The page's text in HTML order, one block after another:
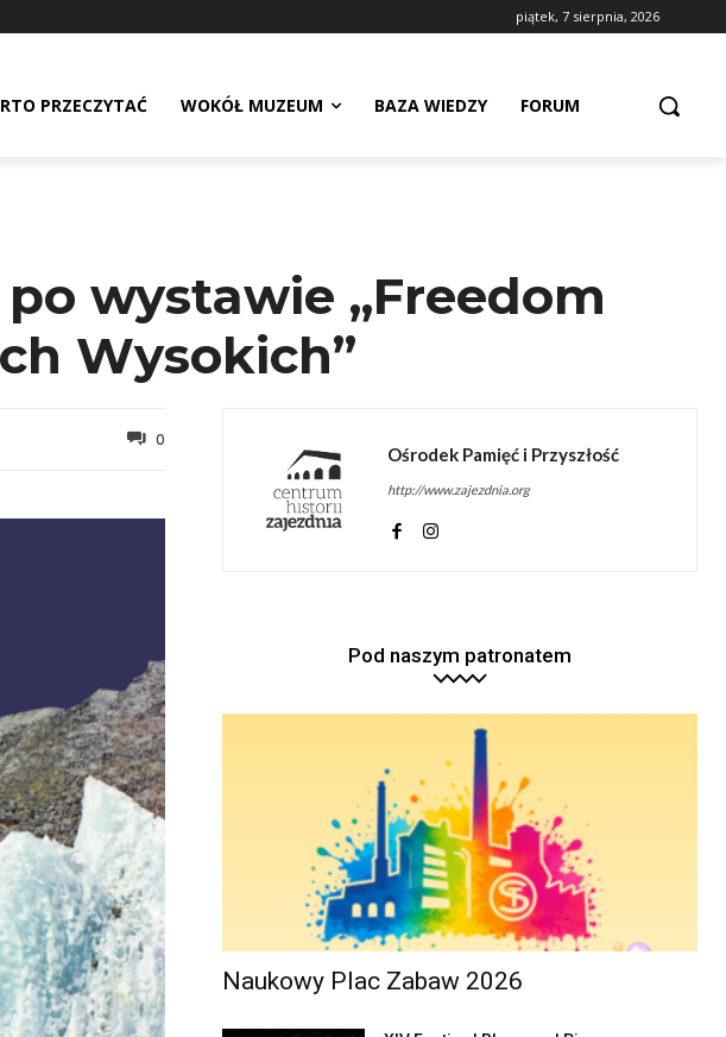
piątek, 7 sierpnia, 2026
PRZECZYTAĆ WOKÓŁ MUZEUM BAZA WIEDZY FORUM
wystawie „Freedom
Wysokich”
0
Ośrodek Pamięć i Przyszłość
http://www.zajezdnia.org
Pod naszym patronatem
Naukowy Plac Zabaw 2026